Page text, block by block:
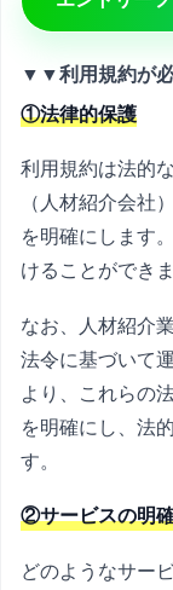
▼▼利用規約が
①法律的保護
利用規約は法的
（人材紹介会社
を明確にします
けることができま
なお、人材紹介
法令に基づいて
より、これらの
を明確にし、法
す。
②サービスの明
どのようなサー